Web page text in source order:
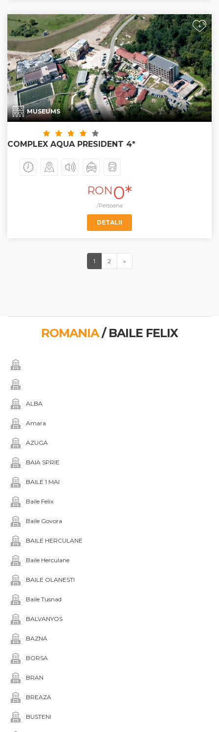
+
MUSEUMS
COMPLEX AQUA PRESIDENT 4*
RON0*
/Persoana
DETALII
1
2
»
ROMANIA/ BAILE FELIX
ALBA
Amara
AZUGA
BAIA SPRIE
BAILE 1 MAI
Baile Felix
Baile Govora
BAILE HERCULANE
Baile Herculane
BAILE OLANESTI
Baile Tusnad
BALVANYOS
BAZNA
BORSA
BRAN
BREAZA
BUSTENI